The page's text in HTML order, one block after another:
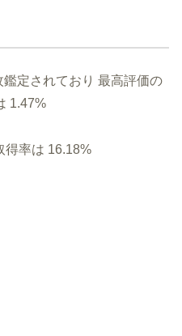
定されており 最高評価の
1.47%
得率は 16.18%